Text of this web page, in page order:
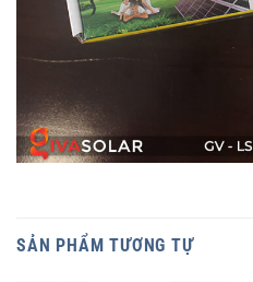
SẢN PHẨM TƯƠNG TỰ